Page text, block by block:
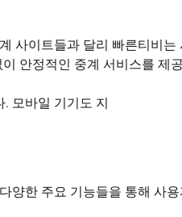
사이트들과 달리 빠른티비
안정적인 중계 서비스를 제
모바일 기기도 지
양한 주요 기능들을 통해 사